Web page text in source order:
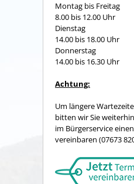
Montag bis Freitag
8.00 bis 12.00 Uhr
Dienstag
14.00 bis 18.00 Uhr
Donnerstag
14.00 bis 16.30 Uhr
Achtung:
Um längere
bitten wir Sie
im Bürgerservice
vereinbaren (07673